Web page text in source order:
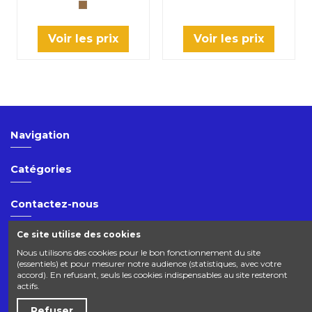
Brun
Voir les prix Voir les prix
Navigation
Catégories
Contactez-nous
Réseaux sociaux
Newsletter
Ce site utilise des cookies
Nous utilisons des cookies pour le bon fonctionnement du site
(essentiels) et pour mesurer notre audience (statistiques, avec votre
accord). En refusant, seuls les cookies indispensables au site resteront
actifs.